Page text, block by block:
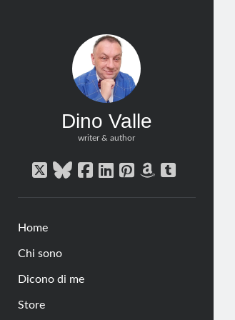
Dino Valle
writer & author
twitterbluesky
facebook
linkedin
pinterest
amazon
tumblr
Home
Chi sono
Dicono di me
Store